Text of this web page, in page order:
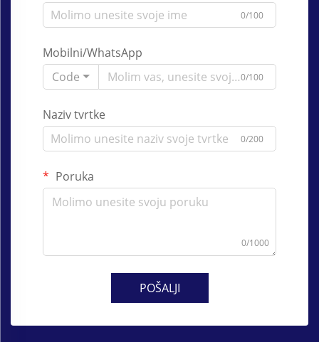
0/100
Mobilni/WhatsApp
Code
0/100
Naziv tvrtke
0/200
Poruka
0/1000
POŠALJI